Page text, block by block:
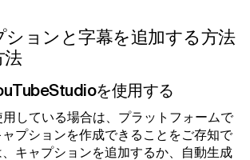
ションと字幕を追加する方法
法
を使用する
している場合は、プラットフォームで
プションを作成できることをご存知で
キャプションを追加するか、自動生成